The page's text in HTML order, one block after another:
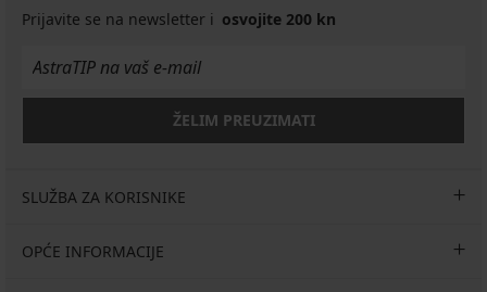
Prijavite se na newsletter i osvojite 200 kn
ŽELIM PREUZIMATI
SLUŽBA ZA KORISNIKE
OPĆE INFORMACIJE